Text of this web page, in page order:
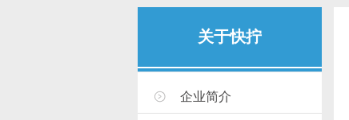
关于快拧
企业简介